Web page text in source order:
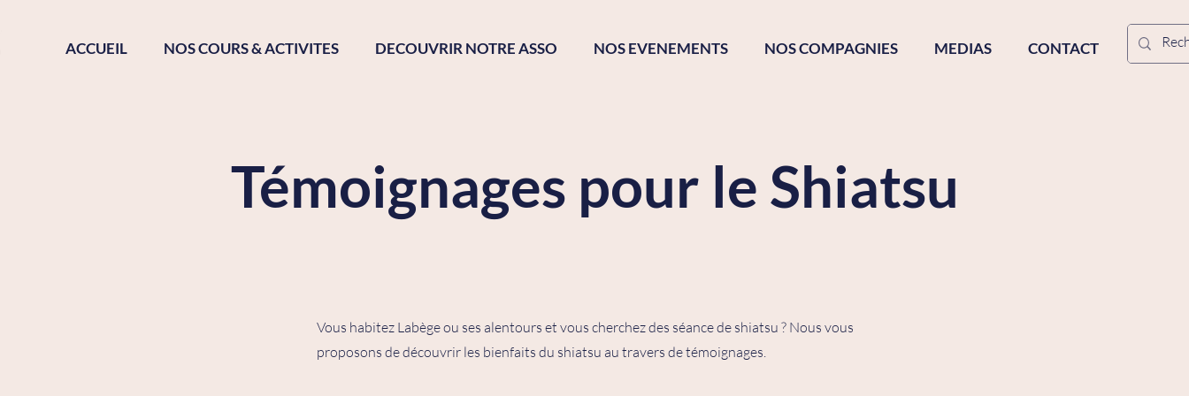
ACCUEIL NOS COURS & ACTIVITES DECOUVRIR NOTRE ASSO NOS EVENEMENTS NOS COMPAGNIES MEDIAS CONTACT
Témoignages pour le Shiatsu
Vous habitez Labège ou ses alentours et vous cherchez des séance de shiatsu ? Nous vous
proposons de découvrir les bienfaits du shiatsu au travers de témoignages.​​